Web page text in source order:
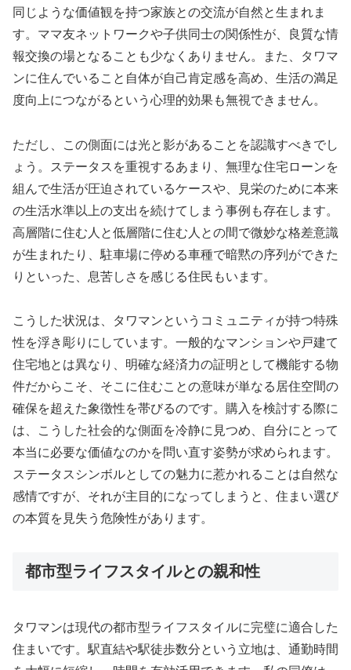
同じような価値観を持つ家族との交流が自然と生まれま
す。ママ友ネットワークや子供同士の関係性が、良質な情
報交換の場となることも少なくありません。また、タワマ
ンに住んでいること自体が自己肯定感を高め、生活の満足
度向上につながるという心理的効果も無視できません。
ただし、この側面には光と影があることを認識すべきでし
ょう。ステータスを重視するあまり、無理な住宅ローンを
組んで生活が圧迫されているケースや、見栄のために本来
の生活水準以上の支出を続けてしまう事例も存在します。
高層階に住む人と低層階に住む人との間で微妙な格差意識
が生まれたり、駐車場に停める車種で暗黙の序列ができた
りといった、息苦しさを感じる住民もいます。
こうした状況は、タワマンというコミュニティが持つ特殊
性を浮き彫りにしています。一般的なマンションや戸建て
住宅地とは異なり、明確な経済力の証明として機能する物
件だからこそ、そこに住むことの意味が単なる居住空間の
確保を超えた象徴性を帯びるのです。購入を検討する際に
は、こうした社会的な側面を冷静に見つめ、自分にとって
本当に必要な価値なのかを問い直す姿勢が求められます。
ステータスシンボルとしての魅力に惹かれることは自然な
感情ですが、それが主目的になってしまうと、住まい選び
の本質を見失う危険性があります。
都市型ライフスタイルとの親和性
タワマンは現代の都市型ライフスタイルに完璧に適合した
住まいです。駅直結や駅徒歩数分という立地は、通勤時間